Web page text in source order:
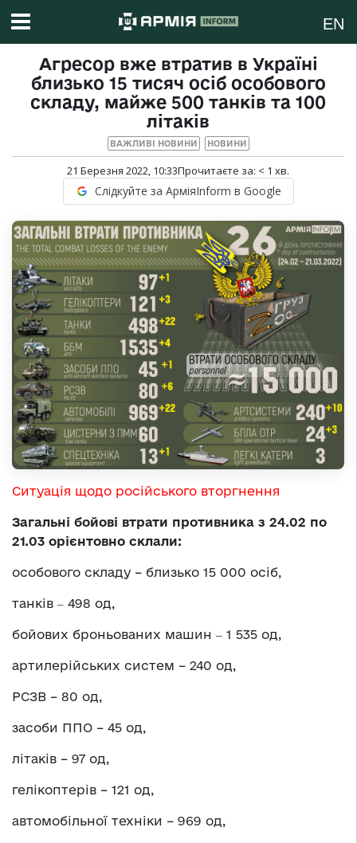
EN
Агресор вже втратив в Україні
близько 15 тисяч осіб особового
складу, майже 500 танків та 100
літаків
ВАЖЛИВІ НОВИНИ НОВИНИ
21 Березня 2022, 10:33Прочитаєте за: < 1 хв.
Слідкуйте за АрміяInform в Google
Ситуація щодо російського вторгнення
Загальні бойові втрати противника з 24.02 по
21.03 орієнтовно склали:
особового складу – близько 15 000 осіб,
танків ‒ 498 од,
бойових броньованих машин ‒ 1 535 од,
артилерійських систем – 240 од,
РСЗВ – 80 од,
засоби ППО – 45 од,
літаків – 97 од,
гелікоптерів – 121 од,
автомобільної техніки – 969 од,